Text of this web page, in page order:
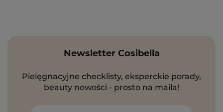
Newsletter Cosibella
Pielęgnacyjne checklisty, eksperckie porady,
beauty nowości - prosto na maila!